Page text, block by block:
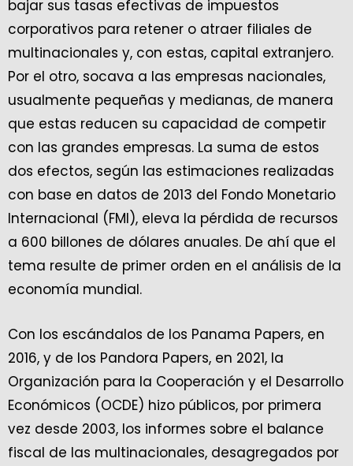
bajar sus tasas efectivas de impuestos
corporativos para retener o atraer filiales de
multinacionales y, con estas, capital extranjero.
Por el otro, socava a las empresas nacionales,
usualmente pequeñas y medianas, de manera
que estas reducen su capacidad de competir
con las grandes empresas. La suma de estos
dos efectos, según las estimaciones realizadas
con base en datos de 2013 del Fondo Monetario
Internacional (FMI), eleva la pérdida de recursos
a 600 billones de dólares anuales. De ahí que el
tema resulte de primer orden en el análisis de la
economía mundial.
Con los escándalos de los Panama Papers, en
2016, y de los Pandora Papers, en 2021, la
Organización para la Cooperación y el Desarrollo
Económicos (OCDE) hizo públicos, por primera
vez desde 2003, los informes sobre el balance
fiscal de las multinacionales, desagregados por